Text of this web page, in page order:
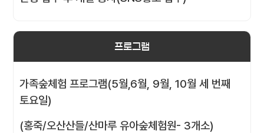
프로그램
가족숲체험 프로그램(5월,6월, 9월, 10월 세 번째
토요일)
(홍죽/오산산들/산마루 유아숲체험원- 3개소)